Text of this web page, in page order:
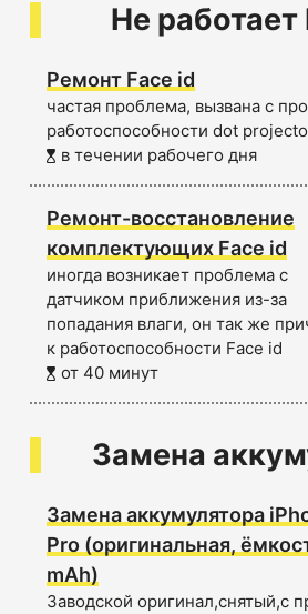
Не работает
Ремонт Face id
частая проблема, вызвана с
работоспособности dot
в течении рабочего дня
Ремонт-восстановление
комплектующих Face id
иногда возникает проблема с
датчиком приближения из-за
попадания влаги, он так же
к работоспособности Face id
от 40 минут
Замена
Замена аккумулятора
Pro (оригинальная,
mAh)
Заводской оригинал,снятый,с